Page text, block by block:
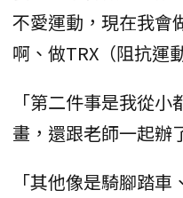
不愛運動，現在我會
啊、做TRX（阻抗運
「第二件事是我從
畫，還跟老師一起辦
「其他像是騎腳踏